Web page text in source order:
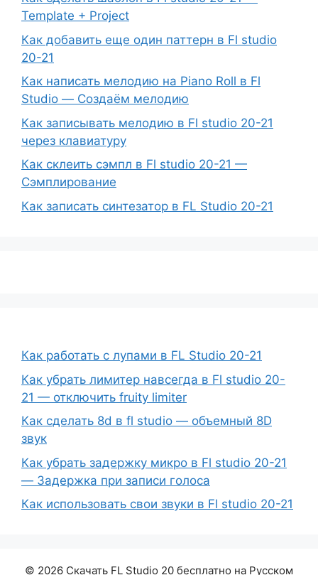
Template + Project
Как добавить еще один паттерн в Fl studio
20-21
Как написать мелодию на Piano Roll в Fl
Studio — Создаём мелодию
Как записывать мелодию в Fl studio 20-21
через клавиатуру
Как склеить сэмпл в Fl studio 20-21 —
Сэмплирование
Как записать синтезатор в FL Studio 20-21
Как работать с лупами в FL Studio 20-21
Как убрать лимитер навсегда в Fl studio 20-
21 — отключить fruity limiter
Как сделать 8d в fl studio — объемный 8D
звук
Как убрать задержку микро в Fl studio 20-21
— Задержка при записи голоса
Как использовать свои звуки в Fl studio 20-21
© 2026 Скачать FL Studio 20 бесплатно на Русском